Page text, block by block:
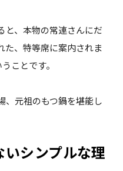
と、本物の常連さんにだ
た、特等席に案内されま
ことです。
、元祖のもつ鍋を堪能し
シンプルな理